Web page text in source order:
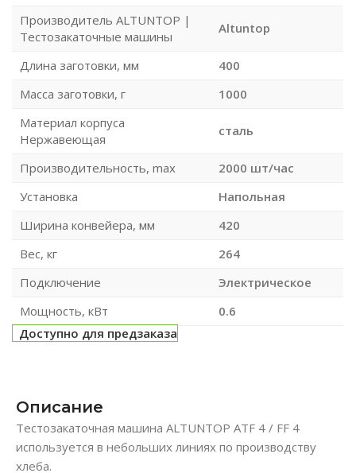
Производитель ALTUNTOP |
Тестозакаточные машины
Altuntop
Длина заготовки, мм
400
Масса заготовки, г
1000
Материал корпуса
Нержавеющая
сталь
Производительность, max
2000 шт/час
Установка
Напольная
Ширина конвейера, мм
420
Вес, кг
264
Подключение
Электрическое
Мощность, кВт
0.6
Доступно для предзаказа
Описание
Тестозакаточная машина ALTUNTOP ATF 4 / FF 4
используется в небольших линиях по производству
хлеба.